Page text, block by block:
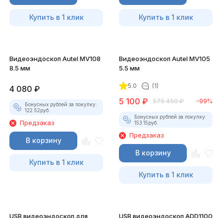
Купить в 1 клик Купить в 1 клик
Видеоэндоскоп Autel MV108
8.5 мм
4 080 ₽
Бонусных рублей за покупку:
122.52руб.
Предзаказ
В корзину
Купить в 1 клик
Видеоэндоскоп Autel MV105
5.5 мм
5.0 (1)
5 100 ₽ 575 450 ₽ -99%
Бонусных рублей за покупку:
153.15руб.
Предзаказ
В корзину
Купить в 1 клик
USB видеоэндоскоп для
USB видеоэндоскоп ADD1100